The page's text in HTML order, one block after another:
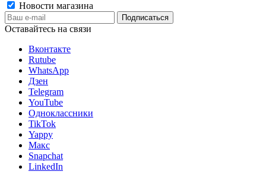
Новости магазина
Оставайтесь на связи
Вконтакте
Rutube
WhatsApp
Дзен
Telegram
YouTube
Одноклассники
TikTok
Yappy
Макс
Snapchat
LinkedIn